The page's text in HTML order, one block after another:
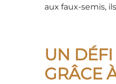
aux faux-semis,
UN
GRÂCE